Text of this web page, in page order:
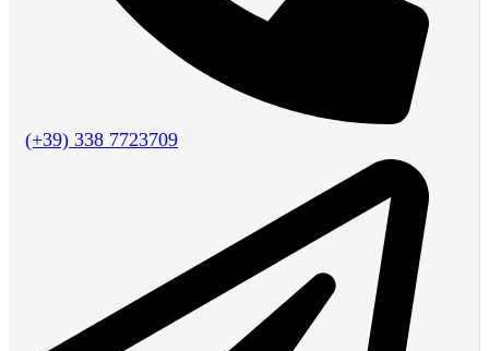
(+39) 338 7723709